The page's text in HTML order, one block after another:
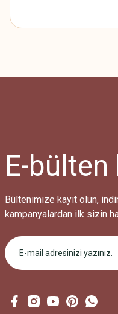
Bu ürüne benzer
E-bülten
Bültenimize kayıt olun,
kampanyalardan ilk sizin